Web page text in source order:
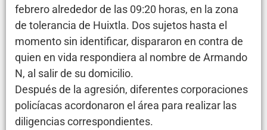
febrero alrededor de las 09:20 horas, en la zona
de tolerancia de Huixtla. Dos sujetos hasta el
momento sin identificar, dispararon en contra de
quien en vida respondiera al nombre de Armando
N, al salir de su domicilio.
Después de la agresión, diferentes corporaciones
policíacas acordonaron el área para realizar las
diligencias correspondientes.